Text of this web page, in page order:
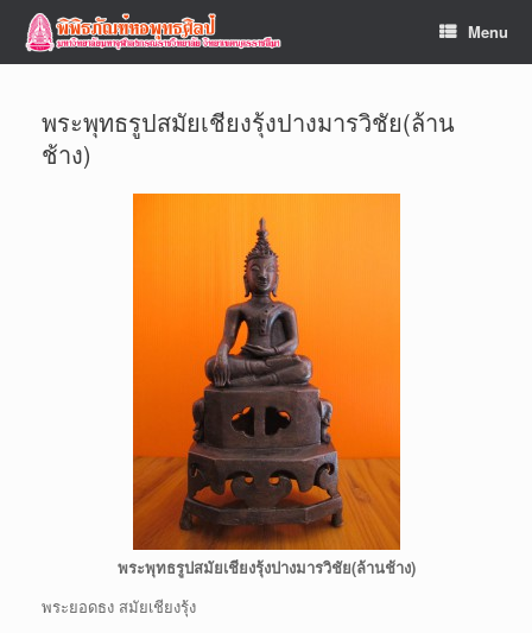
Menu
พระพุทธรูปสมัยเชียงรุ้งปางมารวิชัย(ล้าน
ช้าง)
พระพุทธรูปสมัยเชียงรุ้งปางมารวิชัย(ล้านช้าง)
พระยอดธง สมัยเชียงรุ้ง